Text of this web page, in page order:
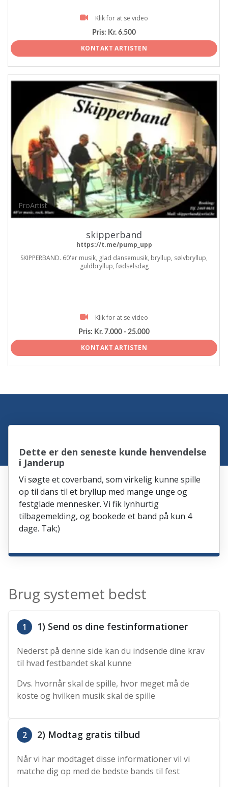
Klik for at se video
Pris: Kr. 6.500
KONTAKT ARTISTEN
ProArtist
skipperband
https://t.me/pump_upp
SKIPPERBAND. 60'er musik, glad dansemusik, bryllup, sølvbryllup,
guldbryllup, fødselsdag
Klik for at se video
Pris: Kr. 7.000 - 25.000
KONTAKT ARTISTEN
Dette er den seneste kunde henvendelse
i Janderup
Vi søgte et coverband, som virkelig kunne spille
op til dans til et bryllup med mange unge og
festglade mennesker. Vi fik lynhurtig
tilbagemelding, og bookede et band på kun 4
dage. Tak;)
Brug systemet bedst
1 1) Send os dine festinformationer
Nederst på denne side kan du indsende dine krav
til hvad festbandet skal kunne
Dvs. hvornår skal de spille, hvor meget må de
koste og hvilken musik skal de spille
2 2) Modtag gratis tilbud
Når vi har modtaget disse informationer vil vi
matche dig op med de bedste bands til fest